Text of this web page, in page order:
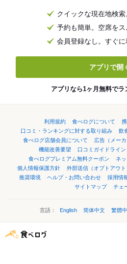
クイックな現在地検
予約も簡単。空席を
会員登録なし。すぐ
アプリで開
アプリなら1ヶ月無料でラ
利用規約 食べログについて
口コミ・ランキングに対する取り組み
飲
食べログ店舗会員について
広告（メー
機能改善要望
口コミガイドライン
食べログプレミアム無料クーポン
ネ
個人情報保護方針
外部送信（オプトアウト
推奨環境
ヘルプ・お問い合わせ 採用情
サイトマップ
チェ
言語： English 简体中文 繁體